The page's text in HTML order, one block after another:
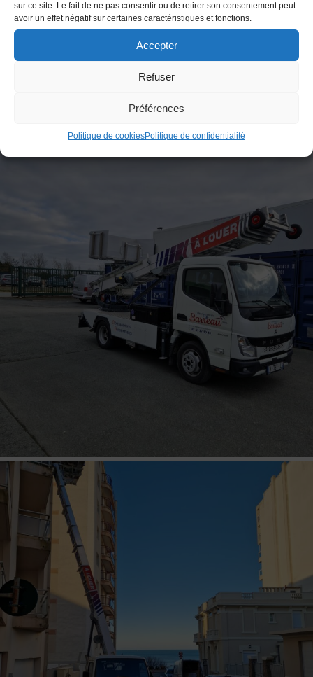
sur ce site. Le fait de ne pas consentir ou de retirer son consentement peut
avoir un effet négatif sur certaines caractéristiques et fonctions.
Accepter
Refuser
Préférences
Politique de cookiesPolitique de confidentialité